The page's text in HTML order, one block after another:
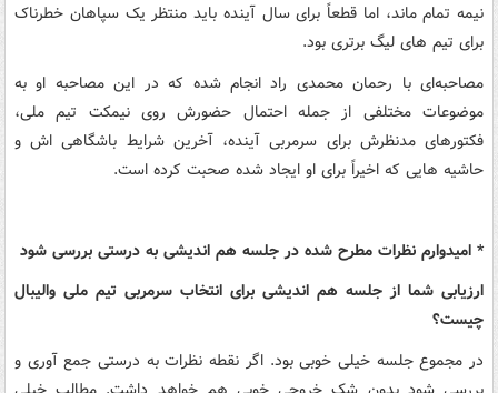
نیمه تمام ماند، اما قطعاً برای سال آینده باید منتظر یک سپاهان خطرناک
برای تیم های لیگ برتری بود.
مصاحبه‌ای با رحمان محمدی راد انجام شده که در این مصاحبه او به
موضوعات مختلفی از جمله احتمال حضورش روی نیمکت تیم ملی،
فکتورهای مدنظرش برای سرمربی آینده، آخرین شرایط باشگاهی‌ اش و
حاشیه‌ هایی که اخیراً برای او ایجاد شده صحبت کرده است.
* امیدوارم نظرات مطرح شده در جلسه هم اندیشی به درستی بررسی شود
ارزیابی شما از جلسه هم اندیشی برای انتخاب سرمربی تیم ملی والیبال
چیست؟
در مجموع جلسه خیلی خوبی بود. اگر نقطه نظرات به درستی جمع آوری و